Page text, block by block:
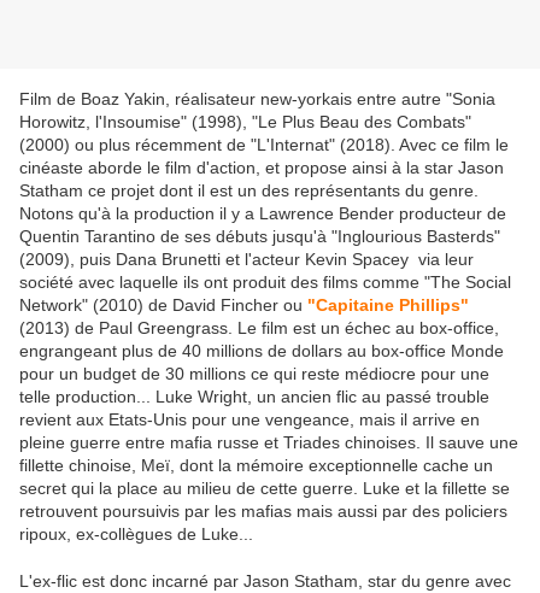
Film de Boaz Yakin, réalisateur new-yorkais entre autre "Sonia
Horowitz, l'Insoumise" (1998), "Le Plus Beau des Combats"
(2000) ou plus récemment de "L'Internat" (2018). Avec ce film le
cinéaste aborde le film d'action, et propose ainsi à la star Jason
Statham ce projet dont il est un des représentants du genre.
Notons qu'à la production il y a Lawrence Bender producteur de
Quentin Tarantino de ses débuts jusqu'à "Inglourious Basterds"
(2009), puis Dana Brunetti et l'acteur Kevin Spacey via leur
société avec laquelle ils ont produit des films comme "The Social
Network" (2010) de David Fincher ou "Capitaine Phillips"
(2013) de Paul Greengrass. Le film est un échec au box-office,
engrangeant plus de 40 millions de dollars au box-office Monde
pour un budget de 30 millions ce qui reste médiocre pour une
telle production... Luke Wright, un ancien flic au passé trouble
revient aux Etats-Unis pour une vengeance, mais il arrive en
pleine guerre entre mafia russe et Triades chinoises. Il sauve une
fillette chinoise, Meï, dont la mémoire exceptionnelle cache un
secret qui la place au milieu de cette guerre. Luke et la fillette se
retrouvent poursuivis par les mafias mais aussi par des policiers
ripoux, ex-collègues de Luke...
L'ex-flic est donc incarné par Jason Statham, star du genre avec